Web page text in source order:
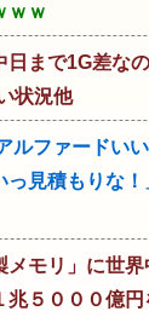
ｗｗ
日まで1G差な
状況他
ルファードい
っ見積もりな
メモリ」に世
兆５０００億円